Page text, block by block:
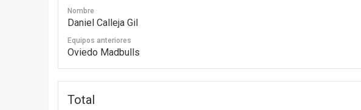
Nombre
Daniel Calleja Gil
Equipos anteriores
Oviedo Madbulls
Total